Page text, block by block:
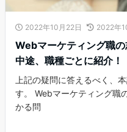
2022年10月22日 2022年
Webマーケティング職の
中途、職種ごとに紹介！
上記の疑問に答えるべく、
す。 Webマーケティング職
かる問